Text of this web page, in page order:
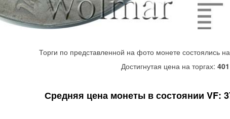
Торги по представленной на фото монете состоялись
Достигнутая цена на торгах:
Средняя цена монеты в состоянии VF: